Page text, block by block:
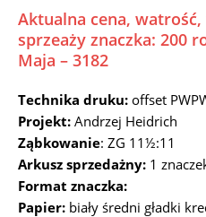
Aktualna cena,
sprzeaży znaczka: 200
Maja – 3182
Technika druku: offset
Projekt: Andrzej Heidrich
Ząbkowanie: ZG 11½:11
Arkusz sprzedażny: 1
Format znaczka:
Papier: biały średni gładki